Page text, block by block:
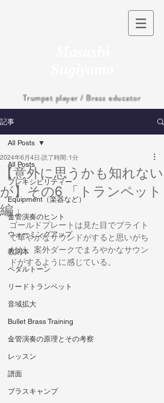
Trumpet player / Brass educator
記事
All Posts
フレキシビリティー
Equipment（楽器など）
金管演奏のヒント
ウォーミングアップ
教則本
ペダルトーン
リードトランペット
音域拡大
Bullet Brass Training
金管演奏の原理とその考察
レッスン
譜面
ブラスキャンプ
All Posts
【意外に思うかも知れない
が】その6 「トランペット
編」
2024年6月4日 読了時間: 1分
ゴールドプレートは見た目でブライト
で華やかなサウンドがすると思いがち
だが、案外ダークでまろやかなサウン
ドがするように感じている。